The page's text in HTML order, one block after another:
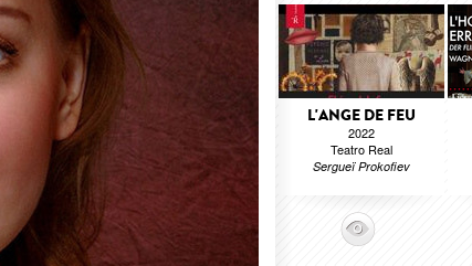
L'ANGE DE FEU
2022
Teatro Real
Sergueï Prokofiev